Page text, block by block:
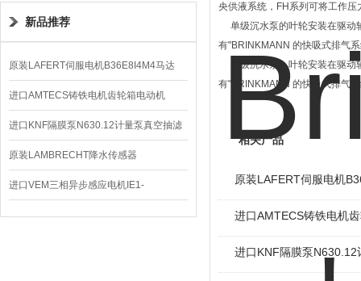
新品推荐
原装LAFERT伺服电机B36E8I4M4马达
B5602价格
进口AMTECS铸铁电机齿轮箱电动机
AMAS
进口KNF隔膜泵N630.12计量泵真空抽滤
泵价格
原装LAMBRECHT降水传感器
00.14575.20气象仪
进口VEM三相异步感应电机IE1-
K21R80G4马达
央供液系统，FH系列可将工作
单级沉水泵的叶轮安装在驱动
有"BRINKMANN 的快吸式排气
多级沉水泵，叶轮安装在驱动
有"BRINKMANN 的快吸式排气
相关产品
原装LAFERT伺服电机
进口AMTECS铸铁电机
进口KNF隔膜泵